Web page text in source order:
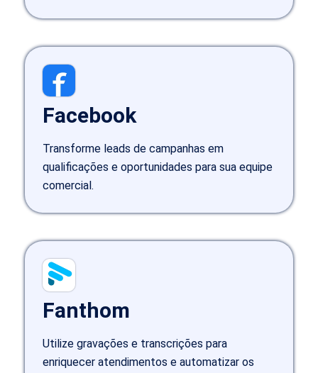
Facebook
Transforme leads de campanhas em
qualificações e oportunidades para sua equipe
comercial.
Fanthom
Utilize gravações e transcrições para
enriquecer atendimentos e automatizar os